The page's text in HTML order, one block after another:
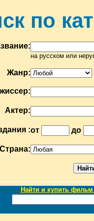
по
на русском или
Жанр:
Актер:
:от до
Страна:
Найти и купить фильм